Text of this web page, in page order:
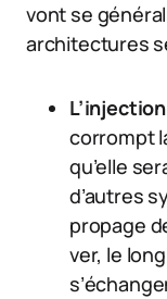
vont se
architectures
corrompt
qu’elle
d’autres
propage
ver, le